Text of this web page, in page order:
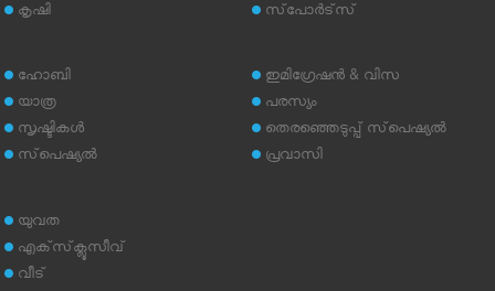
കൃഷി
സ്‌പോര്‍ട്‌സ്
ഹോബി
യാത്ര
സൃഷ്ടികള്‍
സ്‌പെഷ്യല്‍
ഇമിഗ്രേഷന്‍ & വിസ
പരസ്യം
തെരഞ്ഞെടുപ്പ് സ്‌പെഷ്യല്‍
പ്രവാസി
യുവത
എക്‌സ്‌ക്ലൂസീവ്
വീട്